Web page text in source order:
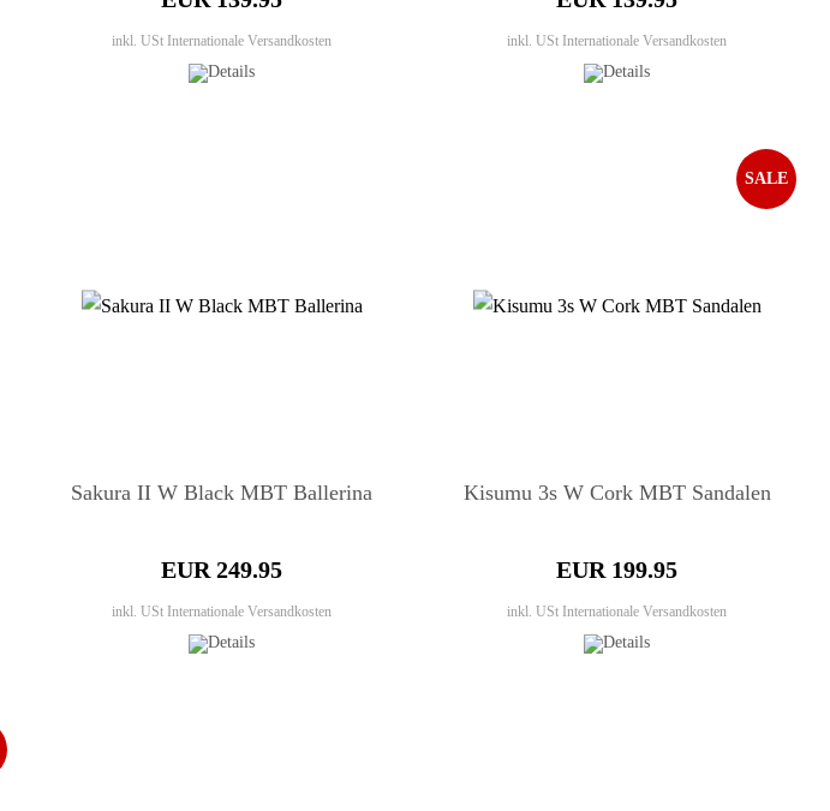
inkl. USt Internationale Versandkosten inkl. USt Internationale Versandkosten
Sakura II W Black MBT Ballerina
EUR 249.95
inkl. USt Internationale Versandkosten
Kisumu 3s W Cork MBT Sandalen
EUR 199.95
inkl. USt Internationale Versandkosten
SALE